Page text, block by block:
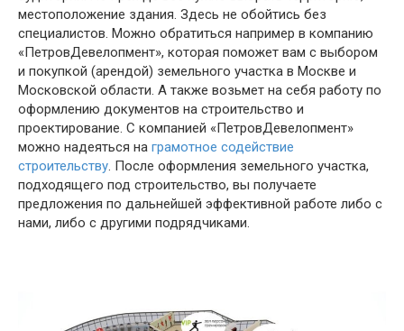
местоположение здания. Здесь не обойтись без
специалистов. Можно обратиться например в компанию
«ПетровДевелопмент», которая поможет вам с выбором
и покупкой (арендой) земельного участка в Москве и
Московской области. А также возьмет на себя работу по
оформлению документов на строительство и
проектирование. С компанией «ПетровДевелопмент»
можно надеяться на грамотное содействие
строительству. После оформления земельного участка,
подходящего под строительство, вы получаете
предложения по дальнейшей эффективной работе либо с
нами, либо с другими подрядчиками.